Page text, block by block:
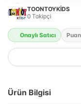
TOONTOYKİDS
0 Takipçi
Onaylı Satıcı Puan
Ürün Bilgisi